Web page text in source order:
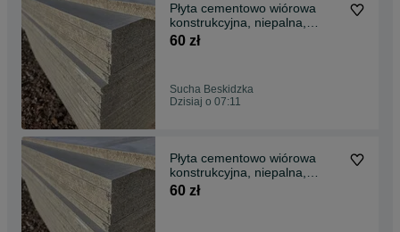
Płyta cementowo wiórowa
konstrukcyjna, niepalna,
struktura betonu, loft
60 zł
Sucha Beskidzka
Dzisiaj o 07:11
Płyta cementowo wiórowa
konstrukcyjna, niepalna,
struktura betonu, loft
60 zł